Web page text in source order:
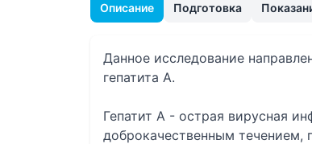
Описание Подготовка
Данное исследование
гепатита А.
Гепатит А - острая вирусная
доброкачественным